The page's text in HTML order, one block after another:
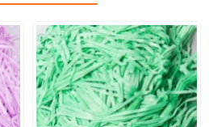
1метра от огня и влаги
1
200